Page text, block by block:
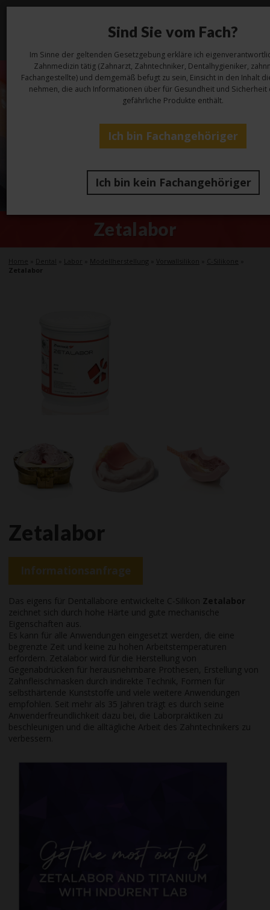
Zetalabor
Home Dental Labor Modellherstellung Vorwallsilikon C-Silikone
Zetalabor
Zetalabor
Informationsanfrage
Das eigens für Dentallabore entwickelte C-Silikon Zetalabor
zeichnet sich durch hohe Härte und gute mechanische
Eigenschaften aus.
Es kann für alle Anwendungen eingesetzt werden, die eine
begrenzte Zeit und keine zu hohen Arbeitstemperaturen
erfordern. Zetalabor wird für die Herstellung von
Gegenabdrücken für herausnehmbare Prothesen, Erstellung von
Zahnfleischmasken durch indirekte Technik, Formen für
selbsthärtende Kunststoffe und viele weitere Anwendungen
empfohlen. Seit mehr als 35 Jahren trägt es durch seine
Anwenderfreundlichkeit dazu bei, die Laborpraktiken zu
beschleunigen und die alltägliche Arbeit des Zahntechnikers zu
verbessern.
Sind Sie vom Fach?
Im Sinne der geltenden Gesetzgebung erkläre ich
Zahnmedizin tätig (Zahnarzt, Zahntechniker, Dentalhygieniker,
Fachangestellte) und demgemäß befugt zu sein, Einsicht in den Inhalt
nehmen, die auch Informationen über für Gesundheit und
gefährliche Produkte enthält.
Ich bin Fachangehöriger
Ich bin kein Fachangehöriger